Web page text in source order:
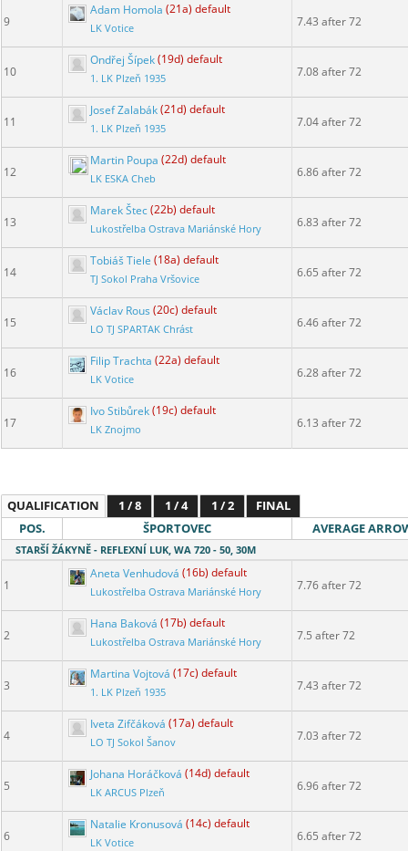
9
Adam Homola (21a) default
LK Votice 7.43 after 72
10
Ondřej Šípek(19d) default
1. LK Plzeň 1935 7.08 after 72
11
Josef Zalabák(21d) default
1. LK Plzeň 1935 7.04 after 72
12
Martin Poupa (22d) default
LK ESKA Cheb 6.86 after 72
13
Marek Štec(22b) default
Lukostřelba Ostrava Mariánské Hory 6.83 after 72
14
Tobiáš Tiele (18a) default
TJ Sokol Praha Vršovice 6.65 after 72
15
Václav Rous (20c) default
LO TJ SPARTAK Chrást 6.46 after 72
16
Filip Trachta (22a) default
LK Votice 6.28 after 72
17
Ivo Stibůrek(19c) default
LK Znojmo 6.13 after 72
QUALIFICATION 1 / 8 1 / 4 1 / 2
FINAL
POS.
ŠPORTOVEC AVERAGE
STARŠÍ ŽÁKYNĚ - REFLEXNÍ LUK, WA 720 - 50, 30M
1
Aneta Venhudová (16b) default
Lukostřelba Ostrava Mariánské Hory 7.76 after 72
2
Hana Baková (17b) default
Lukostřelba Ostrava Mariánské Hory 7.5 after 72
3
Martina Vojtová (17c) default
1. LK Plzeň 1935 7.43 after 72
4
Iveta Zifčáková (17a) default
LO TJ Sokol Šanov 7.03 after 72
5
Johana Horáčková (14d) default
LK ARCUS Plzeň 6.96 after 72
6
Natalie Kronusová (14c) default
LK Votice 6.65 after 72